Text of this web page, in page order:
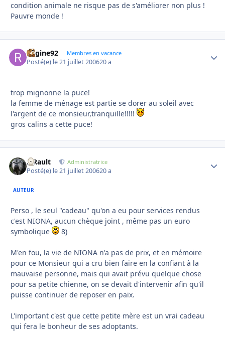
condition animale ne risque pas de s'améliorer non plus !
Pauvre monde !
Regine92 Membres en vacance
Posté(e) le 21 juillet 200620 a
trop mignonne la puce!
la femme de ménage est partie se dorer au soleil avec
l'argent de ce monsieur,tranquille!!!!!
gros calins a cette puce!
S.Rault Administratrice
Posté(e) le 21 juillet 200620 a
AUTEUR
Perso , le seul "cadeau" qu'on a eu pour services rendus
c'est NIONA, aucun chèque joint , même pas un euro
symbolique
8)
M'en fou, la vie de NIONA n'a pas de prix, et en mémoire
pour ce Monsieur qui a cru bien faire en la confiant à la
mauvaise personne, mais qui avait prévu quelque chose
pour sa petite chienne, on se devait d'intervenir afin qu'il
puisse continuer de reposer en paix.
L'important c'est que cette petite mère est un vrai cadeau
qui fera le bonheur de ses adoptants.